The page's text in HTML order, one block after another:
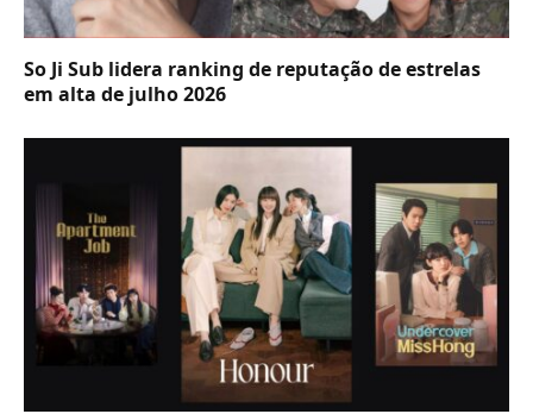
So Ji Sub lidera ranking de reputação de estrelas
em alta de julho 2026